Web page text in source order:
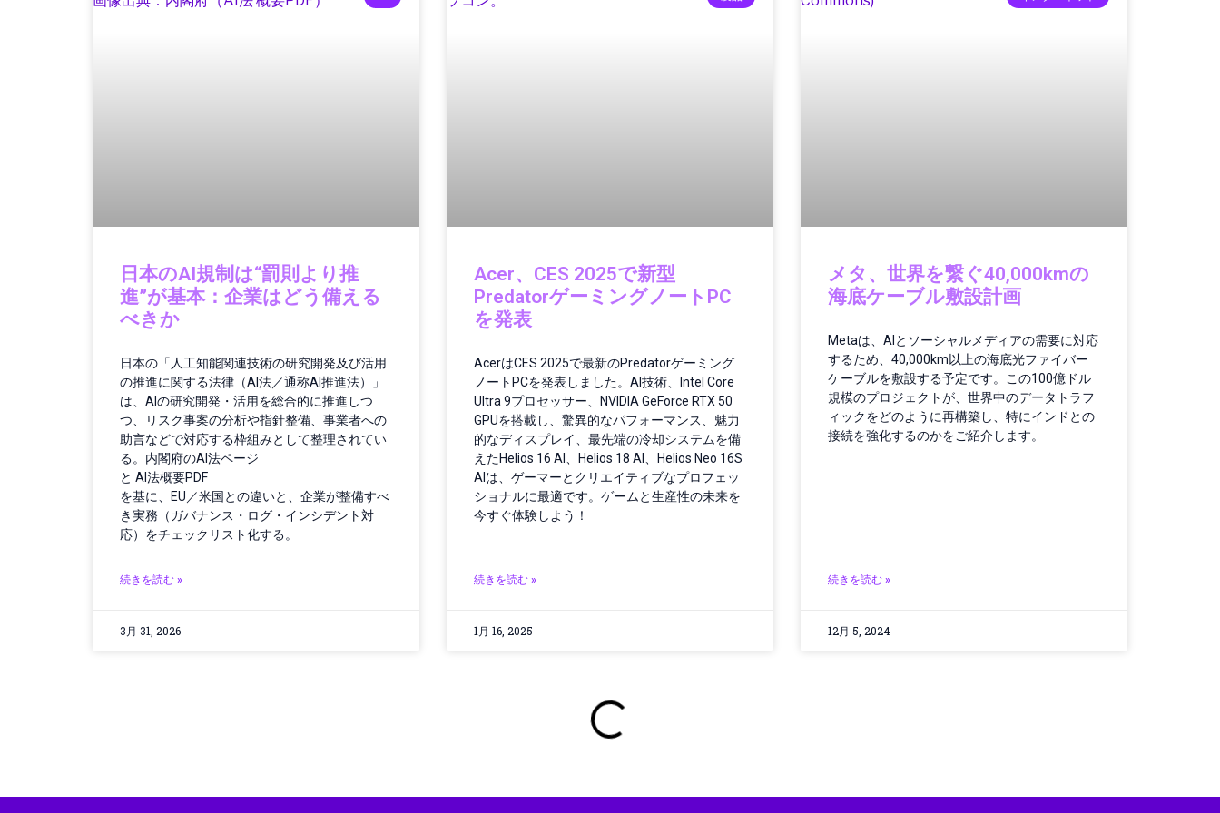
日本のAI規制は“罰則より推
進”が基本：企業はどう備える
べきか
日本の「人工知能関連技術の研究開発及び活用
の推進に関する法律（AI法／通称AI推進法）」
は、AIの研究開発・活用を総合的に推進しつ
つ、リスク事案の分析や指針整備、事業者への
助言などで対応する枠組みとして整理されてい
る。内閣府のAI法ページ
と AI法概要PDF
を基に、EU／米国との違いと、企業が整備すべ
き実務（ガバナンス・ログ・インシデント対
応）をチェックリスト化する。
続きを読む »
3月 31, 2026
Acer、CES 2025で新型
PredatorゲーミングノートPC
を発表
AcerはCES 2025で最新のPredatorゲーミング
ノートPCを発表しました。AI技術、Intel Core
Ultra 9プロセッサー、NVIDIA GeForce RTX 50
GPUを搭載し、驚異的なパフォーマンス、魅力
的なディスプレイ、最先端の冷却システムを備
えたHelios 16 AI、Helios 18 AI、Helios Neo 16S
AIは、ゲーマーとクリエイティブなプロフェッ
ショナルに最適です。ゲームと生産性の未来を
今すぐ体験しよう！
続きを読む »
1月 16, 2025
メタ、世界を繋ぐ40,000kmの
海底ケーブル敷設計画
Metaは、AIとソーシャルメディアの需要に対応
するため、40,000km以上の海底光ファイバー
ケーブルを敷設する予定です。この100億ドル
規模のプロジェクトが、世界中のデータトラフ
ィックをどのように再構築し、特にインドとの
接続を強化するのかをご紹介します。
続きを読む »
12月 5, 2024